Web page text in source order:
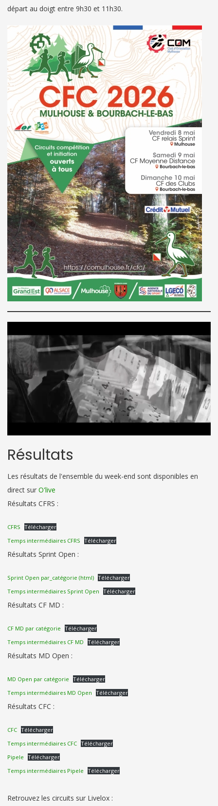
départ au doigt entre 9h30 et 11h30.
Résultats
Les résultats de l'ensemble du week-end sont disponibles en
direct sur O'live
Résultats CFRS :
CFRS
Télécharger
Temps intermédiaires CFRS
Télécharger
Résultats Sprint Open :
Sprint Open par_catégorie (html) Télécharger
Temps intermédiaires Sprint Open
Télécharger
Résultats CF MD :
CF MD par catégorie
Télécharger
Temps intermédiaires CF MD
Télécharger
Résultats MD Open :
MD Open par catégorie
Télécharger
Temps intermédiaires MD Open
Télécharger
Résultats CFC :
CFC Télécharger
Temps intermédiaires CFC Télécharger
Pipele
Télécharger
Temps intermédiaires Pipele
Télécharger
Retrouvez les circuits sur Livelox :